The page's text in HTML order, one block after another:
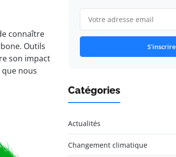
connaître
Outils
son impact
nous
S'inscrire
Catégories
Actualités
Changement climatique